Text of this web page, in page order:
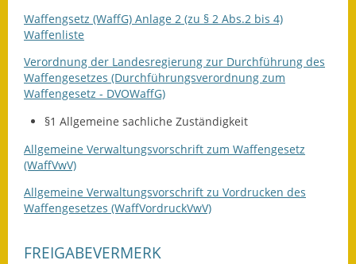
Waffengsetz (WaffG) Anlage 2 (zu § 2 Abs.2 bis 4)
Waffenliste
Verordnung der Landesregierung zur Durchführung des
Waffengesetzes (Durchführungsverordnung zum
Waffengesetz - DVOWaffG)
§1 Allgemeine sachliche Zuständigkeit
Allgemeine Verwaltungsvorschrift zum Waffengesetz
(WaffVwV)
Allgemeine Verwaltungsvorschrift zu Vordrucken des
Waffengesetzes (WaffVordruckVwV)
FREIGABEVERMERK